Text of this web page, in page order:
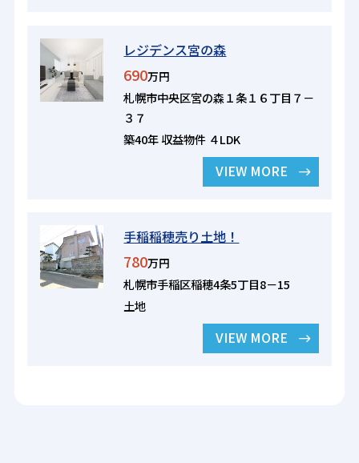
レジデンス宮の森
690万円
札幌市中央区宮の森１条１６丁目７－
３７
築40年 収益物件 ４LDK
VIEW MORE
手稲稲穂売り土地！
780万円
札幌市手稲区稲穂4条5丁目8－15
土地
VIEW MORE